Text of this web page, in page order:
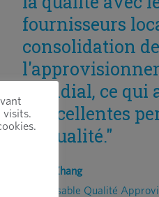
fournisseurs
consolidation de
mondial, ce
d'excellentes
de qualité."
David Zhang
Responsable Qualité
visits.